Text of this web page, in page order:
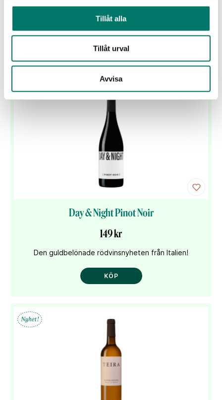
Tillåt alla
Tillåt urval
Avvisa
82 kr
KÖP
Day & Night Pinot Noir
149 kr
Den guldbelönade rödvinsnyheten från Italien!
KÖP